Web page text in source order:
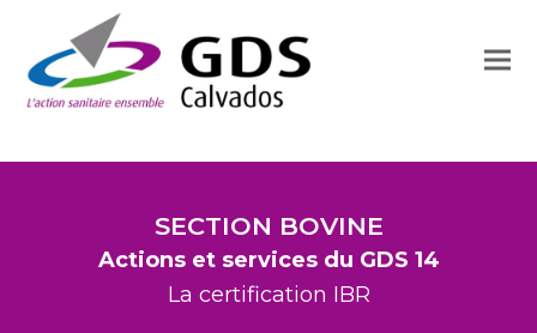
SECTION BOVINE
Actions et services du GDS 14
La certification IBR